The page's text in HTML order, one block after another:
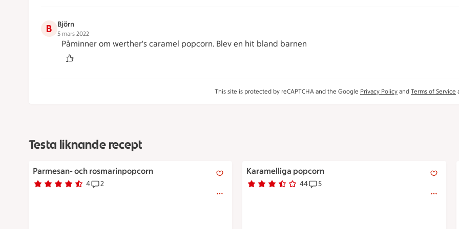
B Björn
5 mars 2022
Påminner om werther's caramel popcorn. Blev en hit bland barnen
This site is protected by reCAPTCHA and the Google Privacy Policy and Terms of Service
Testa liknande recept
Parmesan- och rosmarinpopcorn
Betyg 4.3 av 5. 4
4 personer har röstatReceptet har 2 kommentarer
2
Parmesan- och rosmarinpopcorn
Karamelliga popcorn
Betyg 3.4 av 5. 44
44 personer har röstatReceptet har 5 kommentarer
5
Karamelliga popcorn